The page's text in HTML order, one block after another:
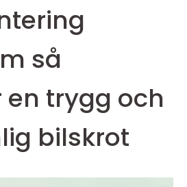
så
trygg och
bilskrot